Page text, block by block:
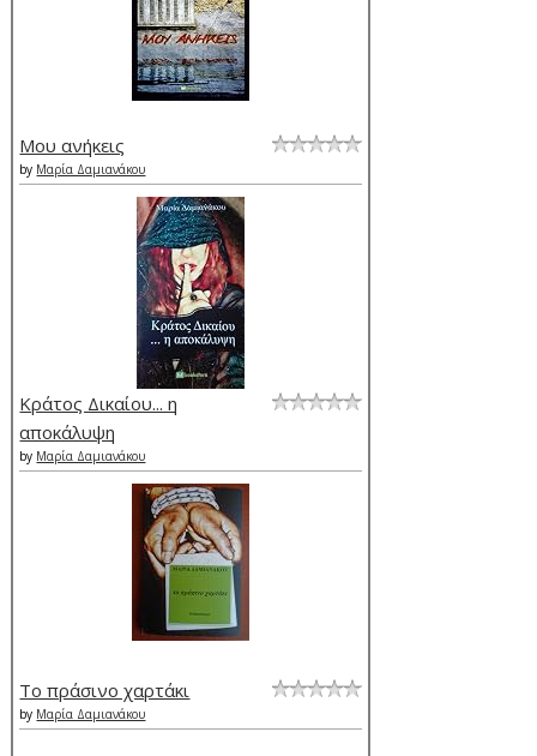
Μου ανήκεις
by Μαρία Δαμιανάκου
Κράτος Δικαίου... η
αποκάλυψη
by Μαρία Δαμιανάκου
Το πράσινο χαρτάκι
by Μαρία Δαμιανάκου